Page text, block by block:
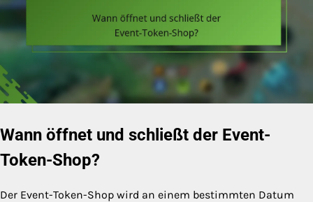
Wann öffnet und schließt der Event-
Token-Shop?
Der Event-Token-Shop wird an einem bestimmten Datum